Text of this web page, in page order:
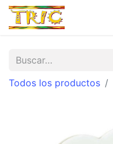
Todos los productos